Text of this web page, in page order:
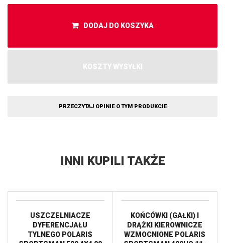
DODAJ DO KOSZYKA
KOSZTY WYSYŁKI
PRZECZYTAJ OPINIE O TYM PRODUKCIE
INNI KUPILI TAKŻE
USZCZELNIACZE
DYFERENCJAŁU
TYLNEGO POLARIS
KOŃCÓWKI (GAŁKI) I
DRĄŻKI KIEROWNICZE
WZMOCNIONE POLARIS